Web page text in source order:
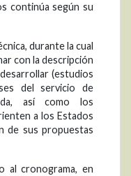
continúa según su
durante la cual
con la descripción
(estudios
del servicio de
así como los
a los Estados
de sus propuestas
al cronograma, en